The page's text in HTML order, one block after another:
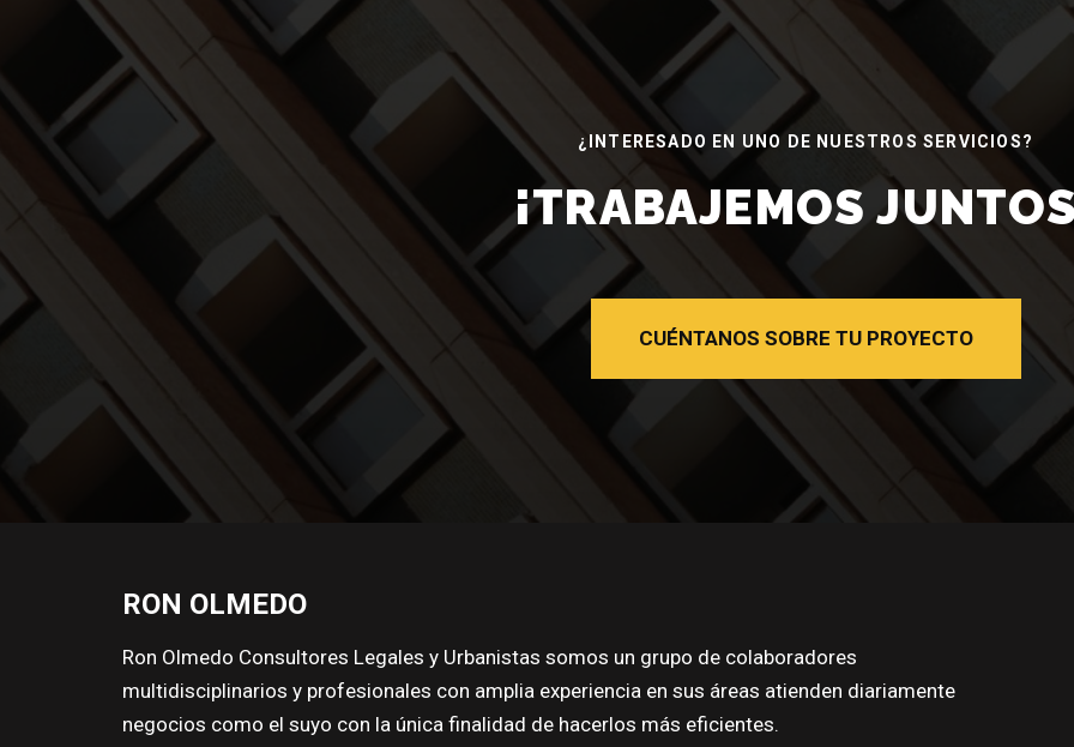
¿INTERESADO EN UNO DE NUESTROS SERVICIOS?
¡TRABAJEMOS
CUÉNTANOS SOBRE TU PROYECTO
RON OLMEDO
Ron Olmedo Consultores Legales y Urbanistas somos un grupo de colaboradores
multidisciplinarios y profesionales con amplia experiencia en sus áreas atienden diariamente
negocios como el suyo con la única finalidad de hacerlos más eficientes.